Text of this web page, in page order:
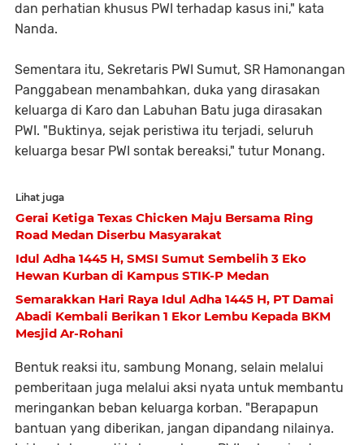
dan perhatian khusus PWI terhadap kasus ini," kata
Nanda.
Sementara itu, Sekretaris PWI Sumut, SR Hamonangan
Panggabean menambahkan, duka yang dirasakan
keluarga di Karo dan Labuhan Batu juga dirasakan
PWI. "Buktinya, sejak peristiwa itu terjadi, seluruh
keluarga besar PWI sontak bereaksi," tutur Monang.
Lihat juga
Gerai Ketiga Texas Chicken Maju Bersama Ring
Road Medan Diserbu Masyarakat
Idul Adha 1445 H, SMSI Sumut Sembelih 3 Eko
Hewan Kurban di Kampus STIK-P Medan
Semarakkan Hari Raya Idul Adha 1445 H, PT Damai
Abadi Kembali Berikan 1 Ekor Lembu Kepada BKM
Mesjid Ar-Rohani
Bentuk reaksi itu, sambung Monang, selain melalui
pemberitaan juga melalui aksi nyata untuk membantu
meringankan beban keluarga korban. "Berapapun
bantuan yang diberikan, jangan dipandang nilainya.